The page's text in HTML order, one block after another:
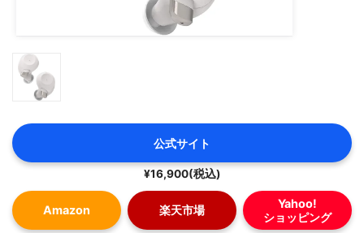
公式サイト
¥16,900(税込)
Amazon 楽天市場
Yahoo!
ショッピング